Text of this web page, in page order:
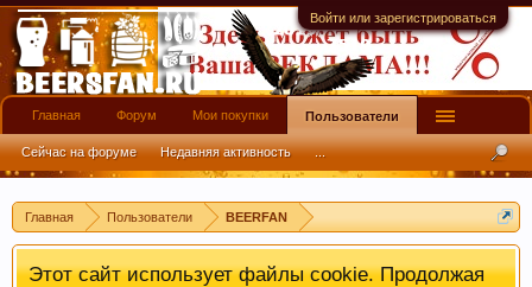
Войти или зарегистрироваться
Главная Пользователи BEERFAN
имеют информационной ценности! СПАСИБО
Этот сайт использует файлы cookie. Продолжая
Главная Форум Мои покупки Пользователи
Сейчас на форуме Недавняя активность ...